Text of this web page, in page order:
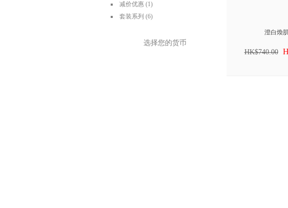
澄白煥
HK$740.00
减价优惠 (1)
套装系列 (6)
选择您的货币